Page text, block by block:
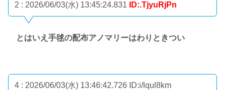
2 : 2026/06/03(水) 13:45:24.831 ID:.TjyuRjPn
とはいえ手毬の配布アノマリーはわりときつい
4 : 2026/06/03(水) 13:46:42.726 ID:i/lqul8km